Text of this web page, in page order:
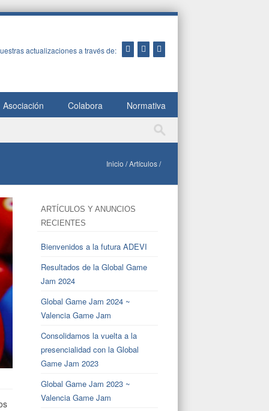
actualizaciones a través de:
Asociación Colabora Normativa
Inicio /Artículos/
ARTÍCULOS Y ANUNCIOS
RECIENTES
Bienvenidos a la futura ADEVI
Resultados de la Global Game
Jam 2024
Global Game Jam 2024 ~
Valencia Game Jam
Consolidamos la vuelta a la
presencialidad con la Global
Game Jam 2023
Global Game Jam 2023 ~
Valencia Game Jam